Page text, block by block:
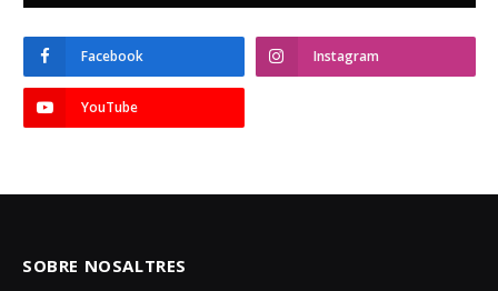
Facebook Instagram
YouTube
SOBRE NOSALTRES